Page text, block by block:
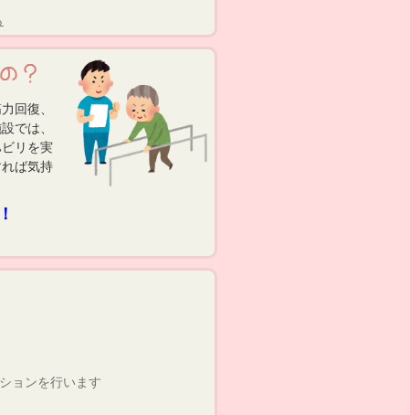
回復、
では、
リを実
ば気持
ョンを行います